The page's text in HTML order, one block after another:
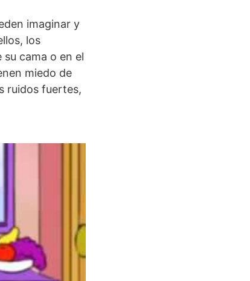
imaginar y
los
cama o en el
miedo de
ruidos fuertes,